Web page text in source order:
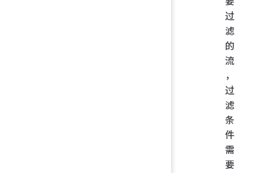
过
滤
的
流
，
过
滤
条
件
需
要